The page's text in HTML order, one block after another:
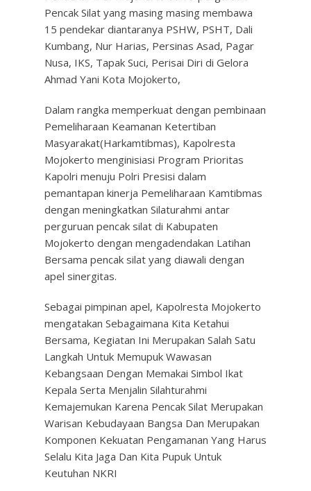
Pencak Silat yang masing masing membawa
15 pendekar diantaranya PSHW, PSHT, Dali
Kumbang, Nur Harias, Persinas Asad, Pagar
Nusa, IKS, Tapak Suci, Perisai Diri di Gelora
Ahmad Yani Kota Mojokerto,
Dalam rangka memperkuat dengan pembinaan
Pemeliharaan Keamanan Ketertiban
Masyarakat(Harkamtibmas), Kapolresta
Mojokerto menginisiasi Program Prioritas
Kapolri menuju Polri Presisi dalam
pemantapan kinerja Pemeliharaan Kamtibmas
dengan meningkatkan Silaturahmi antar
perguruan pencak silat di Kabupaten
Mojokerto dengan mengadendakan Latihan
Bersama pencak silat yang diawali dengan
apel sinergitas.
Sebagai pimpinan apel, Kapolresta Mojokerto
mengatakan Sebagaimana Kita Ketahui
Bersama, Kegiatan Ini Merupakan Salah Satu
Langkah Untuk Memupuk Wawasan
Kebangsaan Dengan Memakai Simbol Ikat
Kepala Serta Menjalin Silahturahmi
Kemajemukan Karena Pencak Silat Merupakan
Warisan Kebudayaan Bangsa Dan Merupakan
Komponen Kekuatan Pengamanan Yang Harus
Selalu Kita Jaga Dan Kita Pupuk Untuk
Keutuhan NKRI